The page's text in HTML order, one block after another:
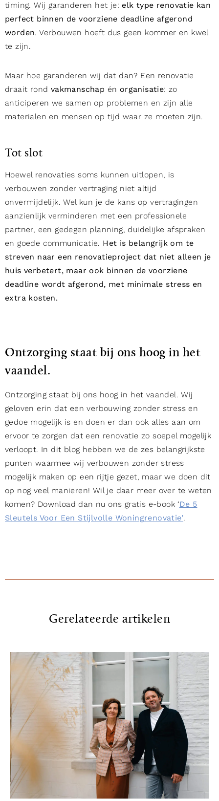
timing. Wij garanderen het je: elk type renovatie kan
perfect binnen de voorziene deadline afgerond
worden. Verbouwen hoeft dus geen kommer en kwel
te zijn.
Maar hoe garanderen wij dat dan? Een renovatie
draait rond vakmanschap én organisatie: zo
anticiperen we samen op problemen en zijn alle
materialen en mensen op tijd waar ze moeten zijn.
Tot slot
Hoewel renovaties soms kunnen uitlopen, is
verbouwen zonder vertraging niet altijd
onvermijdelijk. Wel kun je de kans op vertragingen
aanzienlijk verminderen met een professionele
partner, een gedegen planning, duidelijke afspraken
en goede communicatie. Het is belangrijk om te
streven naar een renovatieproject dat niet alleen je
huis verbetert, maar ook binnen de voorziene
deadline wordt afgerond, met minimale stress en
extra kosten.
Ontzorging staat bij ons hoog in het
vaandel.
Ontzorging staat bij ons hoog in het vaandel. Wij
geloven erin dat een verbouwing zonder stress en
gedoe mogelijk is en doen er dan ook alles aan om
ervoor te zorgen dat een renovatie zo soepel mogelijk
verloopt. In dit blog hebben we de zes belangrijkste
punten waarmee wij verbouwen zonder stress
mogelijk maken op een rijtje gezet, maar we doen dit
op nog veel manieren! Wil je daar meer over te weten
komen? Download dan nu ons gratis e-book ‘De 5
Sleutels Voor Een Stijlvolle Woningrenovatie’.
Gerelateerde artikelen